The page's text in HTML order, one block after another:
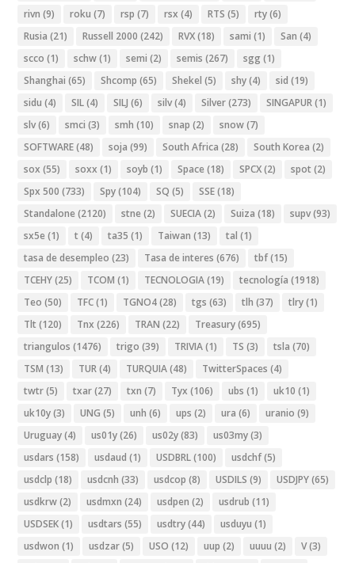
rivn (9) roku (7) rsp (7) rsx (4) RTS (5) rty(6)
Rusia (21) Russell 2000 (242) RVX(18) sami (1) San (4)
scco (1) schw(1) semi (2) semis (267) sgg (1)
Shanghai (65) Shcomp (65) Shekel (5) shy(4) sid (19)
sidu (4) SIL(4) SILJ (6) silv(4) Silver(273) SINGAPUR(1)
slv(6) smci (3) smh (10) snap (2) snow(7)
SOFTWARE(48) soja (99) South Africa (28) South Korea (2)
sox (55) soxx (1) soyb (1) Space (18) SPCX(2) spot (2)
Spx 500 (733) Spy(104) SQ (5) SSE(18)
Standalone (2120) stne (2) SUECIA(2) Suiza (18) supv(93)
sx5e (1) t (4) ta35 (1) Taiwan (13) tal (1)
tasa de desempleo (23) Tasa de interes (676) tbf(15)
TCEHY(25) TCOM (1) TECNOLOGIA(19) tecnología (1918)
Teo (50) TFC(1) TGNO4(28) tgs (63) tlh (37) tlry(1)
Tlt (120) Tnx (226) TRAN (22) Treasury(695)
triangulos (1476) trigo (39) TRIVIA(1) TS (3) tsla (70)
TSM (13) TUR(4) TURQUIA(48) TwitterSpaces (4)
twtr(5) txar(27) txn (7) Tyx (106) ubs (1) uk10 (1)
uk10y(3) UNG (5) unh (6) ups (2) ura (6) uranio (9)
Uruguay(4) us01y(26) us02y(83) us03my(3)
usdars (158) usdaud (1) USDBRL(100) usdchf(5)
usdclp (18) usdcnh (33) usdcop (8) USDILS (9) USDJPY(65)
usdkrw(2) usdmxn (24) usdpen (2) usdrub (11)
USDSEK(1) usdtars (55) usdtry(44) usduyu (1)
usdwon (1) usdzar(5) USO (12) uup (2) uuuu (2) V(3)